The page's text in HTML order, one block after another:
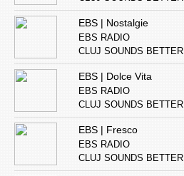
EBS | Nostalgie
EBS RADIO
CLUJ SOUNDS BETTER
EBS | Dolce Vita
EBS RADIO
CLUJ SOUNDS BETTER
EBS | Fresco
EBS RADIO
CLUJ SOUNDS BETTER